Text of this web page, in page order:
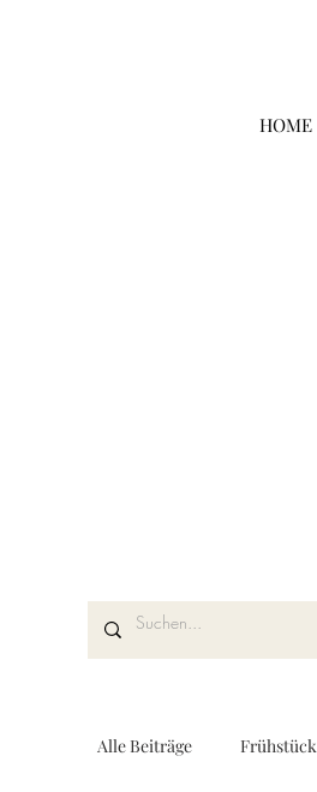
HOME
Alle Beiträge Frühstück